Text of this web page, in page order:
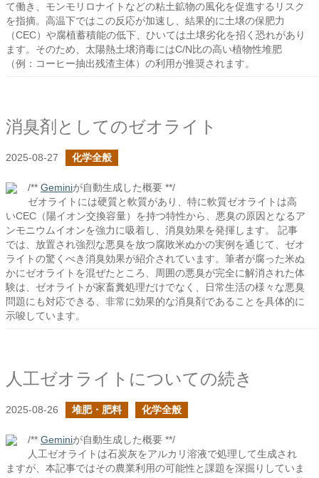
て働き、モンモリロナイトなどの粘土鉱物の風化を促進するリスク
を指摘。高温下ではこの反応が加速し、結果的に土壌の保肥力
（CEC）や腐植蓄積能の低下、ひいては土壌劣化を招く恐れがあり
ます。そのため、太陽熱土壌消毒にはC/N比の高い植物性堆肥
（例：コーヒー抽出残渣主体）の利用が推奨されます。
消臭剤としてのゼオライト
2025-08-27 化学全般
/** Geminiが自動生成した概要 **/
ゼオライトには硬質と軟質があり、特に軟質ゼオライトは高
いCEC（陽イオン交換容量）を持つ特性から、悪臭の原因となるア
ンモニウムイオンを強力に吸着し、消臭効果を発揮します。 記事
では、放置され強烈な悪臭を放つ腐敗米ぬかの実例を通じて、ゼオ
ライトの驚くべき消臭効果が紹介されています。筆者が腐った米ぬ
かにゼオライトを混ぜたところ、周囲の悪臭が完全に解消された体
験は、ゼオライトが家畜糞処理だけでなく、日常生活の様々な悪臭
問題にも対応できる、非常に効果的な消臭剤であることを具体的に
示唆しています。
人工ゼオライトについての続き
2025-08-26 堆肥・肥料 化学全般
/** Geminiが自動生成した概要 **/
人工ゼオライトは石炭灰をアルカリ溶液で処理して生成され
ますが、本記事ではその農業利用の可能性と課題を深掘りしていま